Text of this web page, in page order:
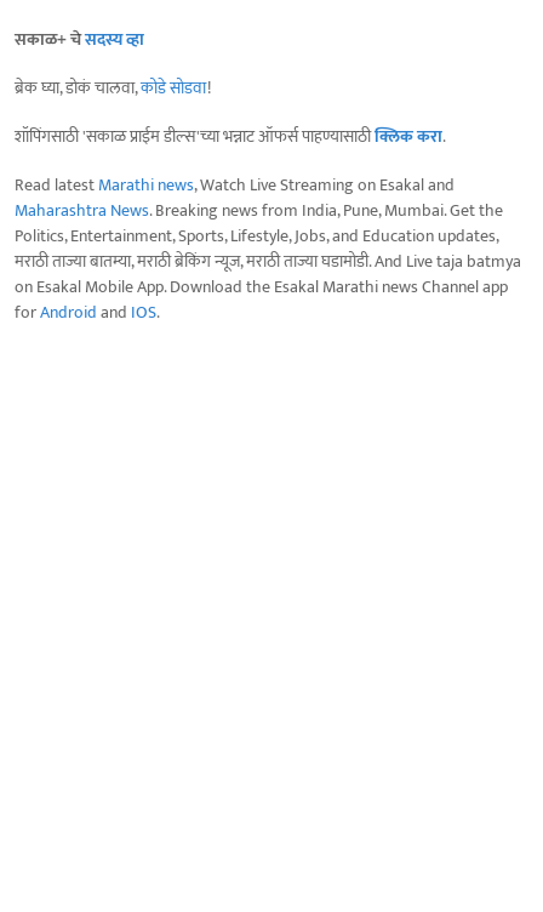
सकाळ+ चेसदस्य व्हा
ब्रेक घ्या, डोकं चालवा,कोडे सोडवा!
शॉपिंगसाठी 'सकाळ प्राईम डील्स'च्या भन्नाट ऑफर्स पाहण्यासाठीक्लिक करा.
Read latestMarathi news, Watch Live Streaming on Esakal and
Maharashtra News. Breaking news from India, Pune, Mumbai. Get the
Politics, Entertainment, Sports, Lifestyle, Jobs, and Education updates,
मराठी ताज्या बातम्या, मराठी ब्रेकिंग न्यूज, मराठी ताज्या घडामोडी. And Live taja batmya
on Esakal Mobile App. Download the Esakal Marathi news Channel app
forAndroidand IOS.